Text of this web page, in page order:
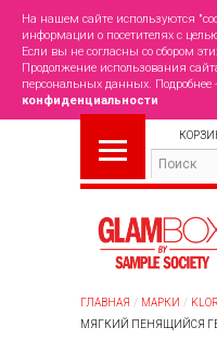
На нашем сайте используются
информации о посетителях с
Если вы не согласны со сбором
Продолжение использования
персональных данных. Подробнее
конфиденциальности
ГЛАВНАЯ МАРКИ
МЯГКИЙ ПЕНЯЩИЙСЯ